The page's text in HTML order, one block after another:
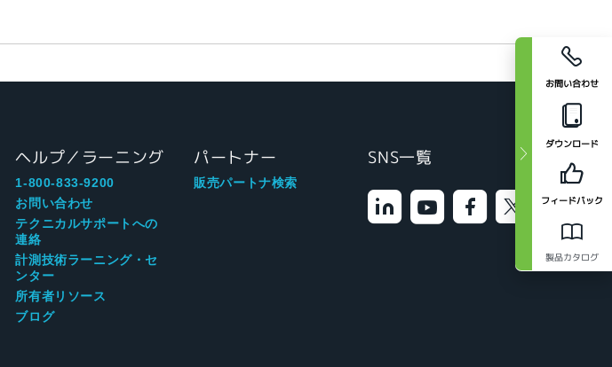
お問い合わせ
ダウンロード
フィードバック
製品カタログ
ヘルプ／ラーニング
1-800-833-9200
お問い合わせ
テクニカルサポートへの
連絡
計測技術ラーニング・セ
ンター
所有者リソース
ブログ
パートナー
販売パートナ検索
SNS一覧